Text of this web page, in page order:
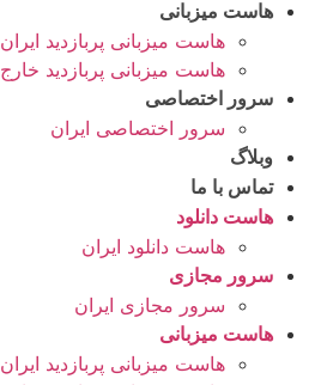
هاست میزبانی
هاست میزبانی پربازدید ایران
هاست میزبانی پربازدید خارج
سرور اختصاصی
سرور اختصاصی ایران
وبلاگ
تماس با ما
هاست دانلود
هاست دانلود ایران
سرور مجازی
سرور مجازی ایران
هاست میزبانی
هاست میزبانی پربازدید ایران